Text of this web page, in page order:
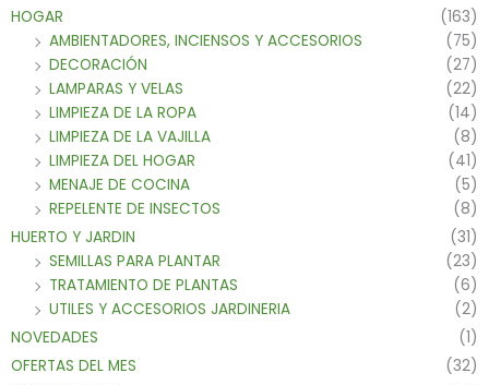
HOGAR
(163)
AMBIENTADORES, INCIENSOS Y ACCESORIOS
(75)
DECORACIÓN
(27)
LAMPARAS Y VELAS
(22)
LIMPIEZA DE LA ROPA
(14)
LIMPIEZA DE LA VAJILLA
(8)
LIMPIEZA DEL HOGAR
(41)
MENAJE DE COCINA
(5)
REPELENTE DE INSECTOS
(8)
HUERTO Y JARDIN
(31)
SEMILLAS PARA PLANTAR
(23)
TRATAMIENTO DE PLANTAS
(6)
UTILES Y ACCESORIOS JARDINERIA
(2)
NOVEDADES
(1)
OFERTAS DEL MES
(32)